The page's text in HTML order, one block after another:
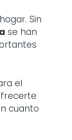
Sin
se han
el
cuanto